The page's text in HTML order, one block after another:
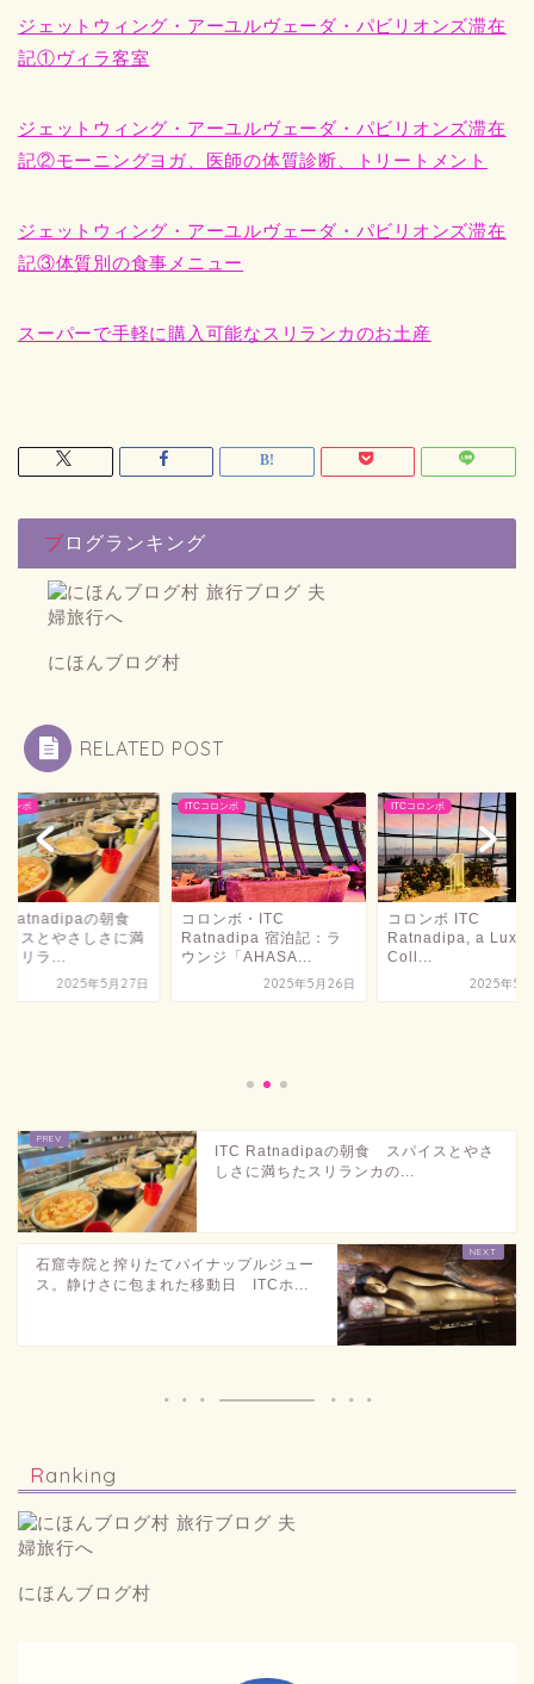
ジェットウィング・アーユルヴェーダ・パビリオンズ滞在
記①ヴィラ客室
ジェットウィング・アーユルヴェーダ・パビリオンズ滞在
記②モーニングヨガ、医師の体質診断、トリートメント
ジェットウィング・アーユルヴェーダ・パビリオンズ滞在
記③体質別の食事メニュー
スーパーで手軽に購入可能なスリランカのお土産
ブログランキング
にほんブログ村
RELATED POST
ロンボ
ンボ・ITC
宿泊記：ラ
ジ「AHASA...
2025年5月26日
ITCコロンボ
コロンボ ITC
Ratnadipa, a Luxury
Coll...
2025年5月25日
ITCコロンボ
ITC Ratnadipaの
ITC Ratnadipaの朝食 スパイスとやさ
しさに満ちたスリランカの...
石窟寺院と搾りたてパイナップルジュー
ス。静けさに包まれた移動日 ITCホ...
Ranking
にほんブログ村